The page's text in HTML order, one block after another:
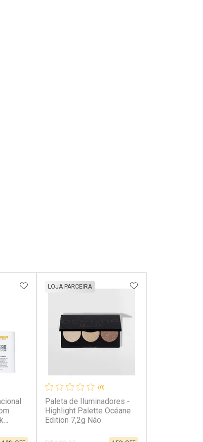
ADICIONAR AOS FAVORITOS
(0)
Paleta de Iluminadores -
Highlight Palette Océane
Edition 7,2g Não
LOJA PARCEIRA ADICIONAR AOS